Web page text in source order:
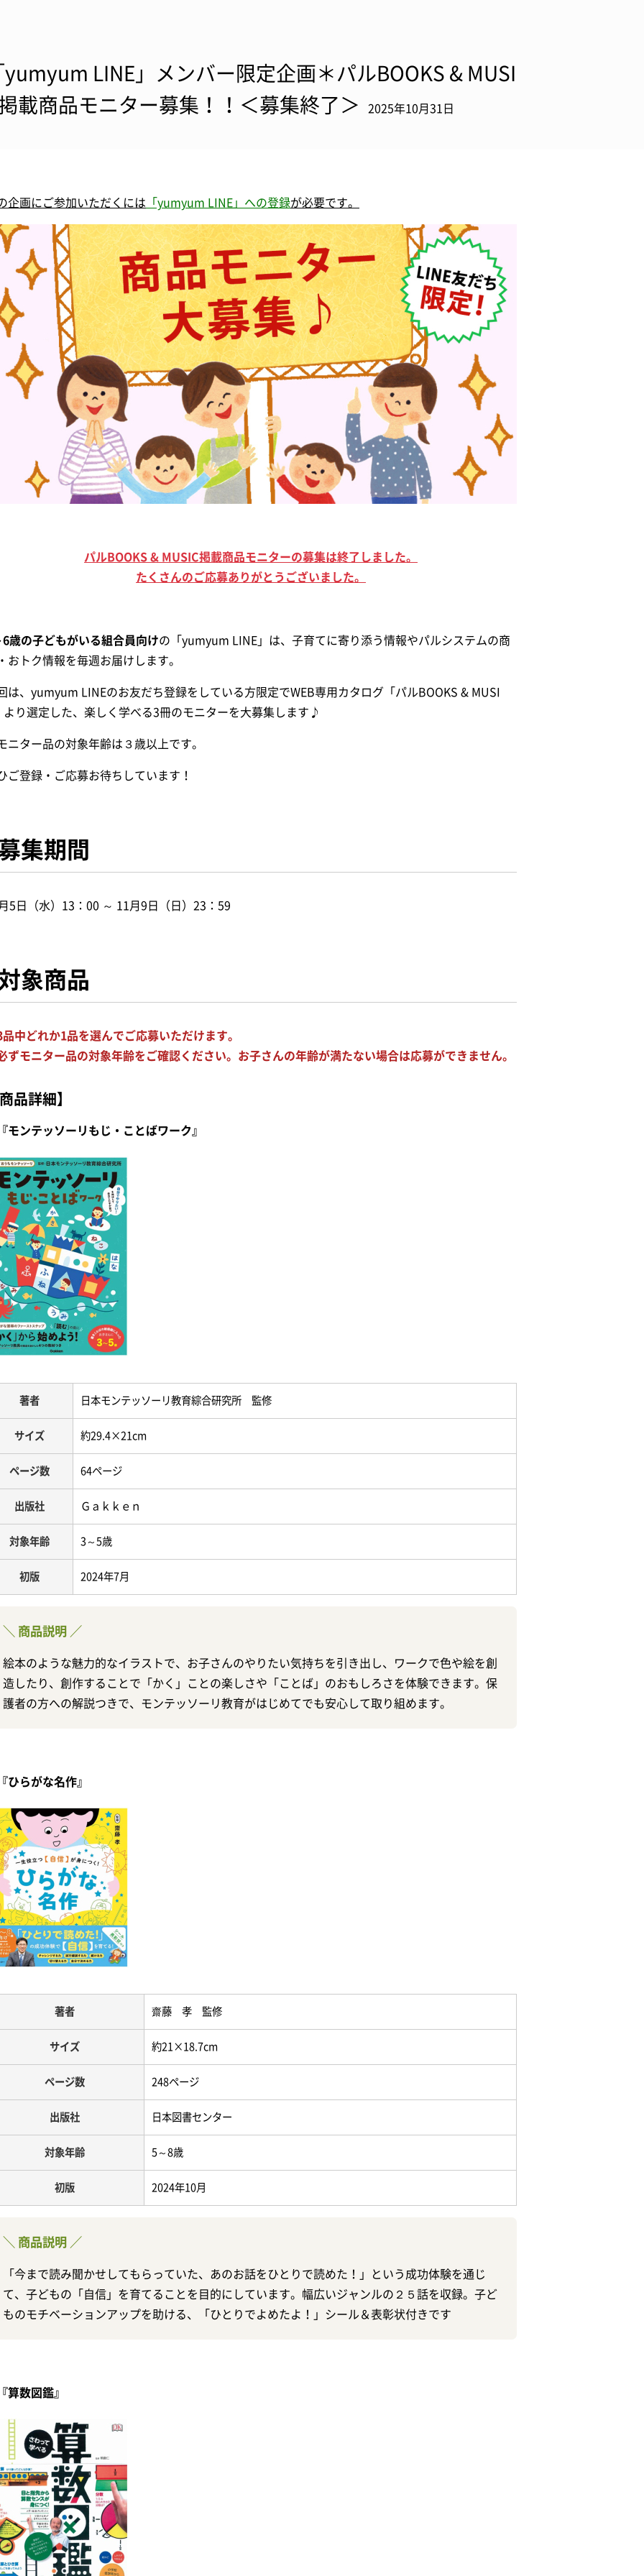
yumyum LINE」メンバー限定企画＊パルBOOKS & MUSI
載商品モニター募集！！＜募集終了＞
2025年10月31日
企画にご参加いただくには 「yumyum LINE」への登録が必要です。
パルBOOKS & MUSIC掲載商品モニターの募集は終了しました。
たくさんのご応募ありがとうございました。
6歳の子どもがいる組合員向けの「yumyum LINE」は、子育てに寄り添う情報やパルシステムの商
おトク情報を毎週お届けします。
は、yumyum LINEのお友だち登録をしている方限定でWEB専用カタログ「パルBOOKS & MUSI
より選定した、楽しく学べる3冊のモニターを大募集します♪
ニター品の対象年齢は３歳以上です。
ご登録・ご応募お待ちしています！
集期間
5日（水）13：00 ～ 11月9日（日）23：59
象商品
中どれか1品を選んでご応募いただけます。
ずモニター品の対象年齢をご確認ください。お子さんの年齢が満たない場合は応募ができません。
品詳細】
モンテッソーリもじ・ことばワーク』
著者 日本モンテッソーリ教育綜合研究所 監修
サイズ 約29.4×21cm
ページ数 64ページ
出版社 Ｇａｋｋｅｎ
対象年齢 3～5歳
初版 2024年7月
＼ 商品説明 ／
絵本のような魅力的なイラストで、お子さんのやりたい気持ちを引き出し、ワークで色や絵を創
造したり、創作することで「かく」ことの楽しさや「ことば」のおもしろさを体験できます。保
護者の方への解説つきで、モンテッソーリ教育がはじめてでも安心して取り組めます。
ひらがな名作』
著者 齋藤 孝 監修
サイズ 約21×18.7cm
ページ数 248ページ
出版社 日本図書センター
対象年齢 5～8歳
初版 2024年10月
＼ 商品説明 ／
「今まで読み聞かせしてもらっていた、あのお話をひとりで読めた！」という成功体験を通じ
て、子どもの「自信」を育てることを目的にしています。幅広いジャンルの２５話を収録。子ど
ものモチベーションアップを助ける、「ひとりでよめたよ！」シール＆表彰状付きです
算数図鑑』